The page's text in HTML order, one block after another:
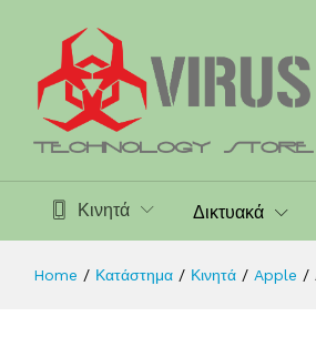
Κινητά Δικτυακά
Home / Κατάστημα / Κινητά / Apple /
Περιγραφή